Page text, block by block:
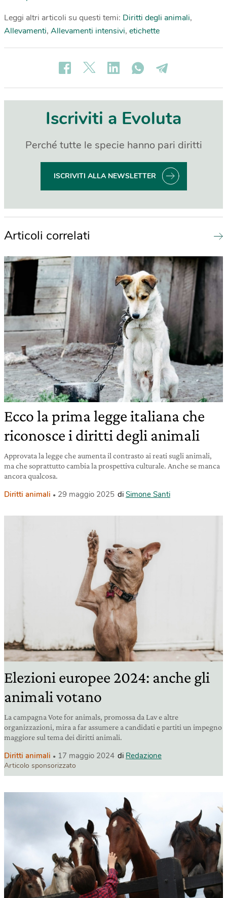
Leggi altri articoli su questi temi: Diritti degli animali,
Allevamenti, Allevamenti intensivi, etichette
Iscriviti a Evoluta
Perché tutte le specie hanno pari diritti
ISCRIVITI ALLA NEWSLETTER
Articoli correlati
Ecco la prima legge italiana che
riconosce i diritti degli animali
Approvata la legge che aumenta il contrasto ai reati sugli animali,
ma che soprattutto cambia la prospettiva culturale. Anche se manca
ancora qualcosa.
Diritti animali 29 maggio 2025 di Simone Santi
Elezioni europee 2024: anche gli
animali votano
La campagna Vote for animals, promossa da Lav e altre
organizzazioni, mira a far assumere a candidati e partiti un impegno
maggiore sul tema dei diritti animali.
Diritti animali 17 maggio 2024 di Redazione
Articolo sponsorizzato